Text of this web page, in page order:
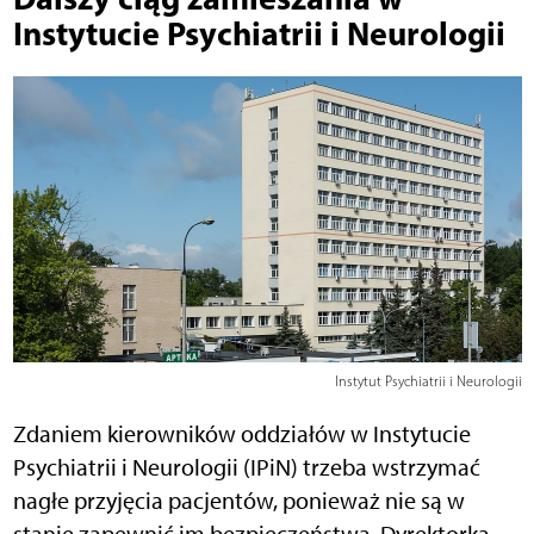
Instytucie Psychiatrii i Neurologii
Instytut Psychiatrii i Neurologii
Zdaniem kierowników oddziałów w Instytucie
Psychiatrii i Neurologii (IPiN) trzeba wstrzymać
nagłe przyjęcia pacjentów, ponieważ nie są w